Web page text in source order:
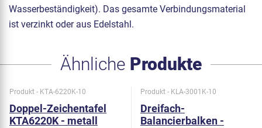
Wasserbeständigkeit). Das gesamte Verbindungsmaterial
ist verzinkt oder aus Edelstahl.
Ähnliche Produkte
Produkt - KTA-6220K-10
Doppel-Zeichentafel
KTA6220K - metall
Produkt - KLA-3001K-10
Dreifach-
Balancierbalken -